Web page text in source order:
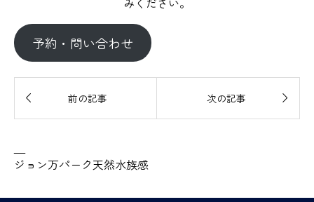
予約・問い合わせ
 前の記事 次の記事 
—
ジョン万パーク天然水族感